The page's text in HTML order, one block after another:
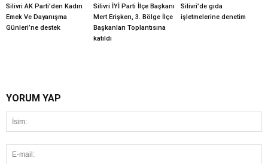
Silivri AK Parti’den Kadın
Emek Ve Dayanışma
Günleri’ne destek
Silivri İYİ Parti İlçe Başkanı
Mert Erişken, 3. Bölge İlçe
Başkanları Toplantısına
katıldı
Silivri’de gıda
işletmelerine denetim
YORUM YAP